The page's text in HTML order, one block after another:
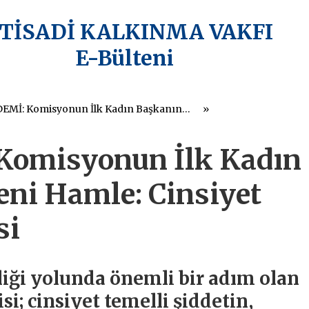
KALKINMA VAKFI
E-Bülteni
AB GÜNDEMİ: Komisyonun İlk Kadın Başkanından Yeni Hamle: Cinsiyet Eşitliği Stratejisi
İlk Kadın
Hamle: Cinsiyet
yolunda önemli bir adım olan
cinsiyet temelli şiddetin,